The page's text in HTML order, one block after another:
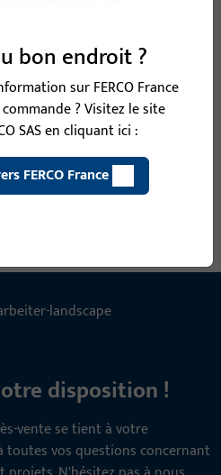
1 | Carré | CARRE DIVISE 9 MM
/ profondeur totale 9 mm
disposition !
vente se tient à votre
vos questions concernant
bon endroit ?
sur FERCO France
? Visitez le site
SAS en cliquant ici :
FERCO France